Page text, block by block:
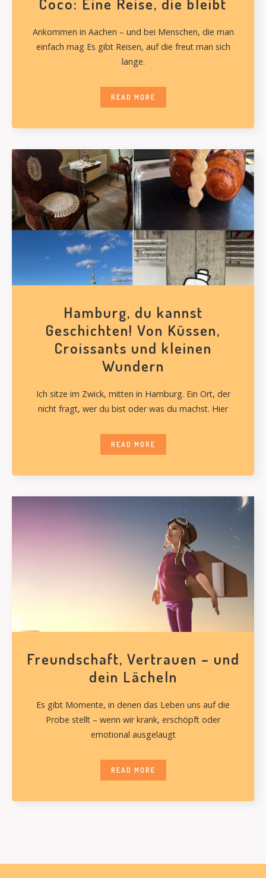
Coco: Eine Reise, die bleibt
Ankommen in Aachen – und bei Menschen, die man
einfach mag Es gibt Reisen, auf die freut man sich
lange.
READ MORE
Hamburg, du kannst
Geschichten! Von Küssen,
Croissants und kleinen
Wundern
Ich sitze im Zwick, mitten in Hamburg. Ein Ort, der
nicht fragt, wer du bist oder was du machst. Hier
READ MORE
Freundschaft, Vertrauen – und
dein Lächeln
Es gibt Momente, in denen das Leben uns auf die
Probe stellt – wenn wir krank, erschöpft oder
emotional ausgelaugt
READ MORE